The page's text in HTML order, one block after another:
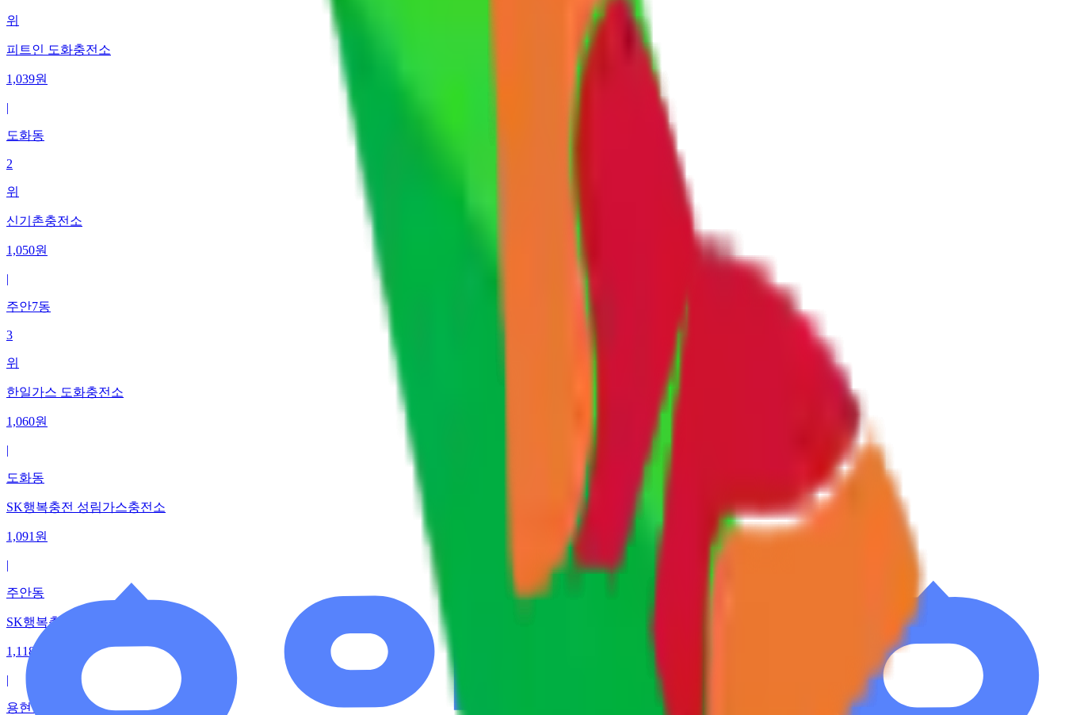
위
피트인 도화충전소
1,039원
|
도화동
2
위
신기촌충전소
1,050원
|
주안7동
3
위
한일가스 도화충전소
1,060원
|
도화동
SK행복충전 성림가스충전소
1,091 원
|
주안동
SK행복충전 그린가스충전소
1,118
|
용현동